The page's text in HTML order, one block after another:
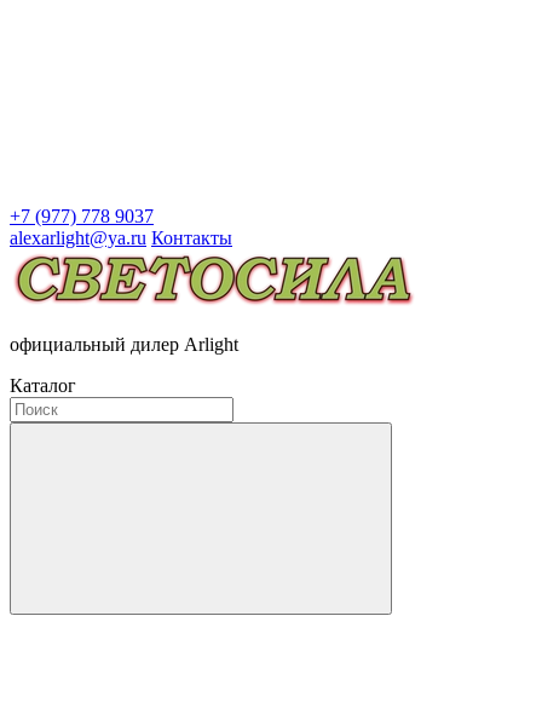
+7 (977) 778 9037
alexarlight@ya.ru Контакты
официальный дилер Arlight
Каталог